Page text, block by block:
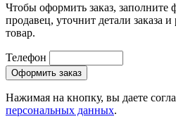
Чтобы оформить заказ, заполните
продавец, уточнит детали заказа
товар.
Телефон
Нажимая на кнопку, вы даете
персональных данных.